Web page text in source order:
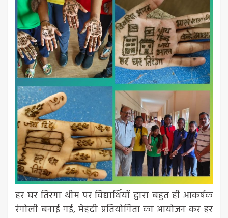
हर घर तिरंगा थीम पर विद्यार्थियों द्वारा बहुत ही आकर्षक
रंगोली बनाई गई, मेहंदी प्रतियोगिता का आयोजन कर हर